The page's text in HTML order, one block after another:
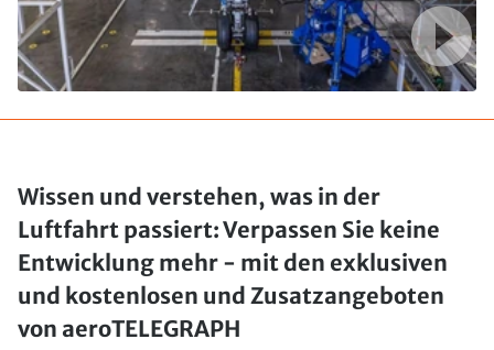
Wissen und verstehen, was in der
Luftfahrt passiert: Verpassen Sie keine
Entwicklung mehr - mit den exklusiven
und kostenlosen und Zusatzangeboten
von aeroTELEGRAPH